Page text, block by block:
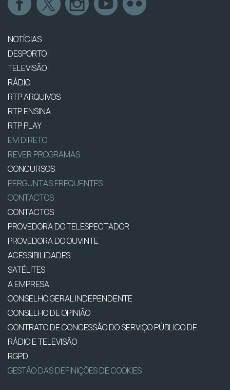
NOTÍCIAS
DESPORTO
TELEVISÃO
RÁDIO
RTP ARQUIVOS
RTP ENSINA
RTP PLAY
EM DIRETO
REVER PROGRAMAS
CONCURSOS
PERGUNTAS FREQUENTES
CONTACTOS
CONTACTOS
PROVEDORA DO TELESPECTADOR
PROVEDORA DO OUVINTE
ACESSIBILIDADES
SATÉLITES
A EMPRESA
CONSELHO GERAL INDEPENDENTE
CONSELHO DE OPINIÃO
CONTRATO DE CONCESSÃO DO SERVIÇO PÚBLICO DE
RÁDIO E TELEVISÃO
RGPD
GESTÃO DAS DEFINIÇÕES DE COOKIES